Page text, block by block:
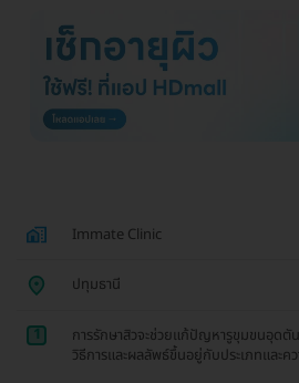
Immate Clinic
ปทุมธานี
1
การรักษาสิวจะช่วยแก้ปัญหารูขุมขนอุดตั
วิธีการและผลลัพธ์ขึ้นอยู่กับประเภทและค